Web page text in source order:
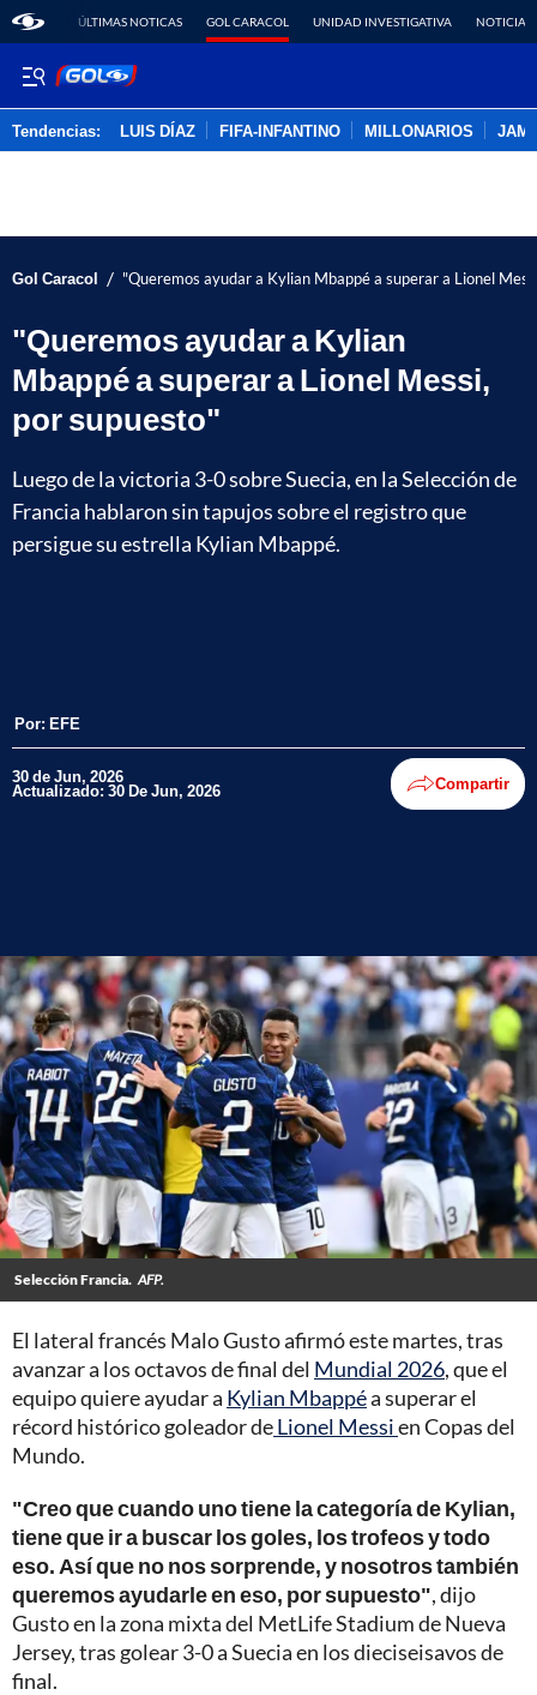
ÚLTIMAS NOTICAS GOL CARACOL UNIDAD INVESTIGATIVA NOTICIAS
Tendencias: LUIS DÍAZ FIFA-INFANTINO MILLONARIOS
Gol Caracol / "Queremos ayudar a Kylian Mbappé a superar a Lionel
"Queremos ayudar a Kylian
Mbappé a superar a Lionel Messi,
por supuesto"
Luego de la victoria 3-0 sobre Suecia, en la Selección de
Francia hablaron sin tapujos sobre el registro que
persigue su estrella Kylian Mbappé.
Por: EFE
30 de Jun, 2026
Actualizado: 30 De Jun, 2026 Compartir
Selección Francia. AFP.
El lateral francés Malo Gusto afirmó este martes, tras
avanzar a los octavos de final del Mundial 2026, que el
equipo quiere ayudar a Kylian Mbappéa superar el
récord histórico goleador deLionel Messien Copas del
Mundo.
"Creo que cuando uno tiene la categoría de Kylian,
tiene que ir a buscar los goles, los trofeos y todo
eso. Así que no nos sorprende, y nosotros también
queremos ayudarle en eso, por supuesto", dijo
Gusto en la zona mixta del MetLife Stadium de Nueva
Jersey, tras golear 3-0 a Suecia en los dieciseisavos de
final.